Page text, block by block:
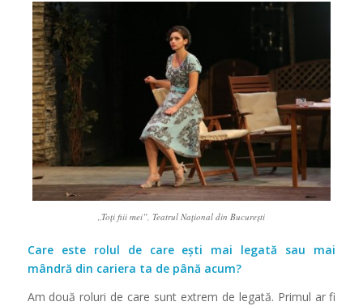
„Toți fiii mei”, Teatrul Național din București
Care este rolul de care ești mai legată sau mai
mândră din cariera ta de până acum?
Am două roluri de care sunt extrem de legată. Primul ar fi